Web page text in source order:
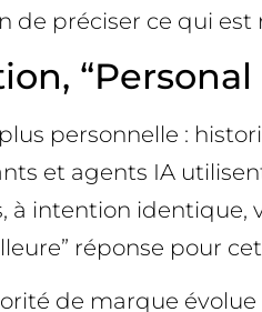
de préciser ce qui est
personnelle :
et agents IA
à intention identique,
réponse pour
de marque